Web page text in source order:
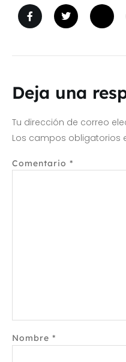
Deja una
Tu dirección de correo
Los campos obligatorios
Comentario *
Nombre *